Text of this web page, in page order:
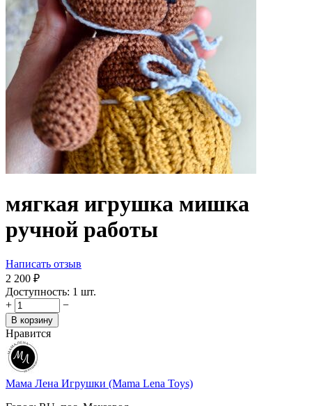
мягкая игрушка мишка
ручной работы
Написать отзыв
2 200 ₽
Доступность: 1 шт.
+
−
В корзину
Нравится
Мама Лена Игрушки (Mama Lena Toys)